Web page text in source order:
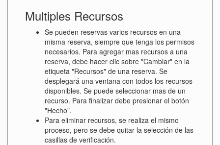
Multiples Recursos
Se pueden reservas varios recursos en una
misma reserva, siempre que tenga los permisos
necesarios. Para agregar mas recursos a una
reserva, debe hacer clic sobre "Cambiar" en la
etiqueta "Recursos" de una reserva. Se
desplegará una ventana con todos los recursos
disponibles. Se puede seleccionar mas de un
recurso. Para finalizar debe presionar el botón
"Hecho".
Para eliminar recursos, se realiza el mismo
proceso, pero se debe quitar la selección de las
casillas de verificación.